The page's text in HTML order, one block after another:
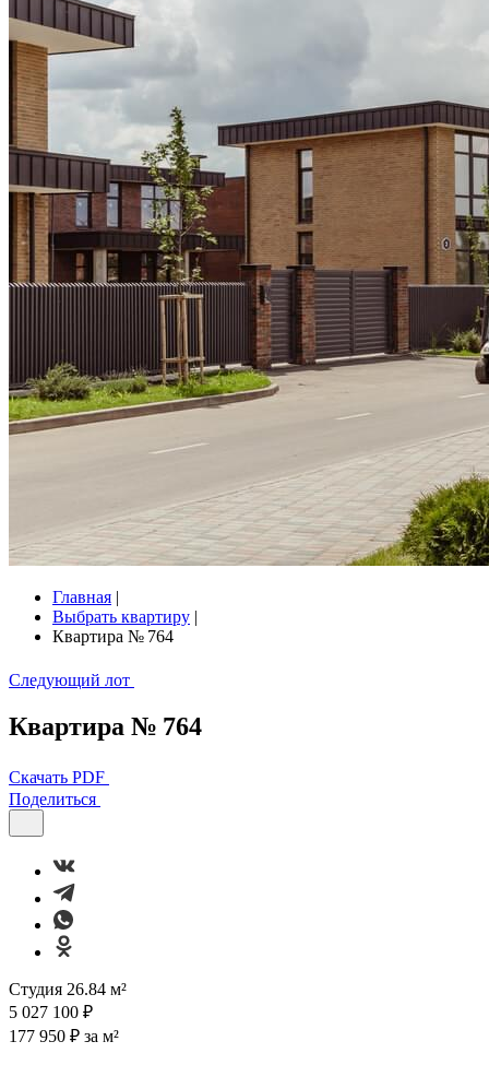
Главная |
Выбрать квартиру |
Квартира № 764
Следующий лот
Квартира № 764
Скачать PDF
Поделиться
Студия 26.84 м²
5 027 100 ₽
177 950 ₽ за м²